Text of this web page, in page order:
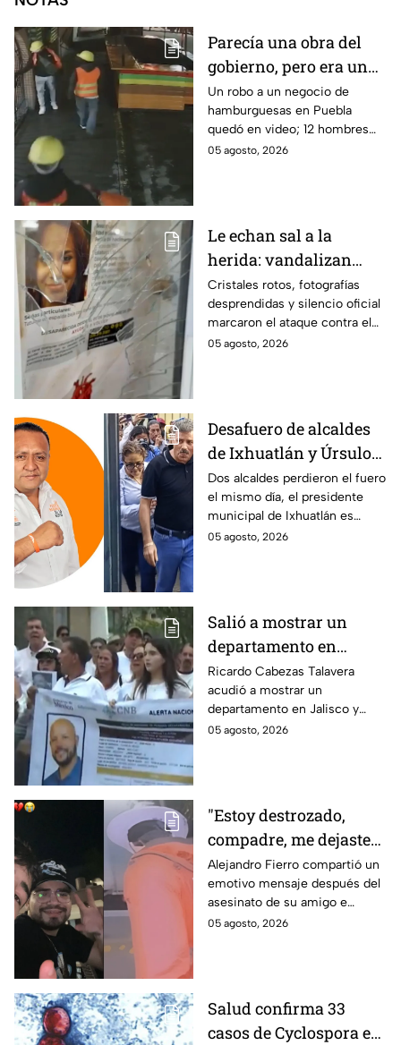
Parecía una obra del
gobierno, pero era un
robo planeado: Así
saquearon negocio de
hamburguesas en
Puebla
Un robo a un negocio de
hamburguesas en Puebla
quedó en video; 12 hombres
habrían fingido ser
05 agosto, 2026
Le echan sal a la
herida: vandalizan
memorial de
desaparecidos en
Veracruz en medio de
crisis
Cristales rotos, fotografías
desprendidas y silencio oficial
marcaron el ataque contra el
memorial de desaparecidos,
05 agosto, 2026
Desafuero de alcaldes
de Ixhuatlán y Úrsulo
Galván: uno de ellos
está implicado en el
asesinato de la
periodista Roxana
Dos alcaldes perdieron el fuero
el mismo día, el presidente
municipal de Ixhuatlán es
investigado por el secuestro y
05 agosto, 2026
Salió a mostrar un
departamento en
Zapopan y no volvió a
casa: Buscan a Ricardo
Cabezas Talavera en
Jalisco
Ricardo Cabezas Talavera
acudió a mostrar un
departamento en Jalisco y
después desapareció;
05 agosto, 2026
"Estoy destrozado,
compadre, me dejaste":
Así reaccionó
Alejandro Fierro al
asesinato del
influencer César
Alejandro Fierro compartió un
emotivo mensaje después del
asesinato de su amigo e
influencer César Gastélum;
05 agosto, 2026
Salud confirma 33
casos de Cyclospora en